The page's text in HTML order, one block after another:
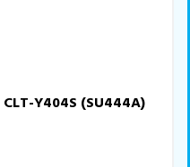
Y404S (SU444A)